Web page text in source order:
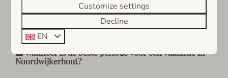
Waarom kiezen voor een vakantiehuis in
Noordwijkerhout?
Ligt Noordwijkerhout dicht bij het strand?
Wanneer is de beste periode voor een vakantie in
Noordwijkerhout?
Customize settings
Decline
EN